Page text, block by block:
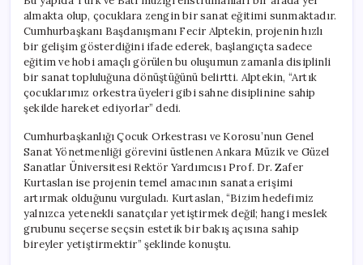
almakta olup, çocuklara zengin bir sanat eğitimi sunmaktadır.
Cumhurbaşkanı Başdanışmanı Fecir Alptekin, projenin hızlı
bir gelişim gösterdiğini ifade ederek, başlangıçta sadece
eğitim ve hobi amaçlı görülen bu oluşumun zamanla disiplinli
bir sanat topluluğuna dönüştüğünü belirtti. Alptekin, “Artık
çocuklarımız orkestra üyeleri gibi sahne disiplinine sahip
şekilde hareket ediyorlar” dedi.
Cumhurbaşkanlığı Çocuk Orkestrası ve Korosu’nun Genel
Sanat Yönetmenliği görevini üstlenen Ankara Müzik ve Güzel
Sanatlar Üniversitesi Rektör Yardımcısı Prof. Dr. Zafer
Kurtaslan ise projenin temel amacının sanata erişimi
artırmak olduğunu vurguladı. Kurtaslan, “Bizim hedefimiz
yalnızca yetenekli sanatçılar yetiştirmek değil; hangi meslek
grubunu seçerse seçsin estetik bir bakış açısına sahip
bireyler yetiştirmektir” şeklinde konuştu.